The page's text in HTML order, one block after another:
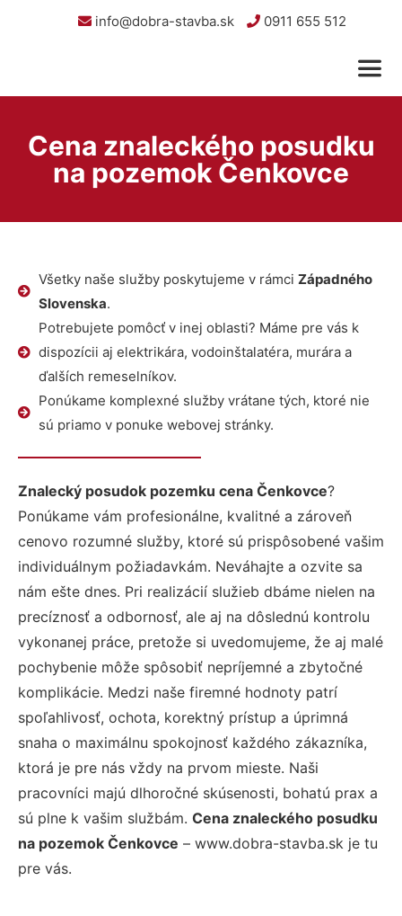
info@dobra-stavba.sk 0911 655 512
Cena znaleckého posudku
na pozemok Čenkovce
Všetky naše služby poskytujeme v rámci Západného
Slovenska.
Potrebujete pomôcť v inej oblasti? Máme pre vás k
dispozícii aj elektrikára, vodoinštalatéra, murára a
ďalších remeselníkov.
Ponúkame komplexné služby vrátane tých, ktoré nie
sú priamo v ponuke webovej stránky.
Znalecký posudok pozemku cena Čenkovce?
Ponúkame vám profesionálne, kvalitné a zároveň
cenovo rozumné služby, ktoré sú prispôsobené vašim
individuálnym požiadavkám. Neváhajte a ozvite sa
nám ešte dnes. Pri realizácií služieb dbáme nielen na
precíznosť a odbornosť, ale aj na dôslednú kontrolu
vykonanej práce, pretože si uvedomujeme, že aj malé
pochybenie môže spôsobiť nepríjemné a zbytočné
komplikácie. Medzi naše firemné hodnoty patrí
spoľahlivosť, ochota, korektný prístup a úprimná
snaha o maximálnu spokojnosť každého zákazníka,
ktorá je pre nás vždy na prvom mieste. Naši
pracovníci majú dlhoročné skúsenosti, bohatú prax a
sú plne k vašim službám. Cena znaleckého posudku
na pozemok Čenkovce – www.dobra-stavba.sk je tu
pre vás.